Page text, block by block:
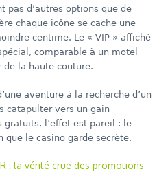
pas d’autres options que de
chaque icône se cache une
centime. Le « VIP » affiché
comparable à un motel
de la haute couture.
aventure à la recherche d’un
catapulter vers un gain
gratuits, l’effet est pareil : le
que le casino garde secrète.
: la vérité crue des promotions